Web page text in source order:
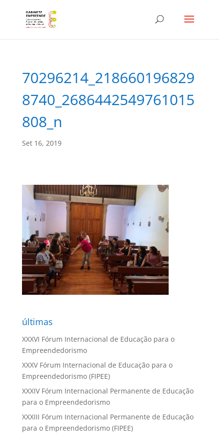
70296214_218660196829
8740_2686442549761015
808_n
Set 16, 2019
últimas
XXXVI Fórum Internacional de Educação para o
Empreendedorismo
XXXV Fórum Internacional de Educação para o
Empreendedorismo (FIPEE)
XXXIV Fórum Internacional Permanente de Educação
para o Empreendedorismo
XXXIII Fórum Internacional Permanente de Educação
para o Empreendedorismo (FIPEE)